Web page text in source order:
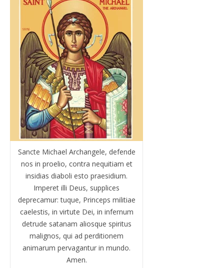
Sancte Michael Archangele, defende
nos in proelio, contra nequitiam et
insidias diaboli esto praesidium.
Imperet illi Deus, supplices
deprecamur: tuque, Princeps militiae
caelestis, in virtute Dei, in infernum
detrude satanam aliosque spiritus
malignos, qui ad perditionem
animarum pervagantur in mundo.
Amen.